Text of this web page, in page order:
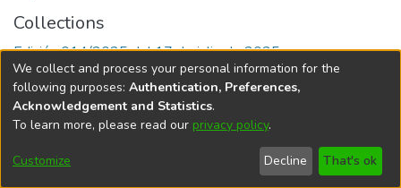
Collections
Edición 014/2025 del 17 de julio de 2025
Universidad Nacional de Córdoba
We collect and process your personal information for the
following purposes: Authentication, Preferences,
Acknowledgement and Statistics.
To learn more, please read our privacy policy.
Customize Decline That's ok